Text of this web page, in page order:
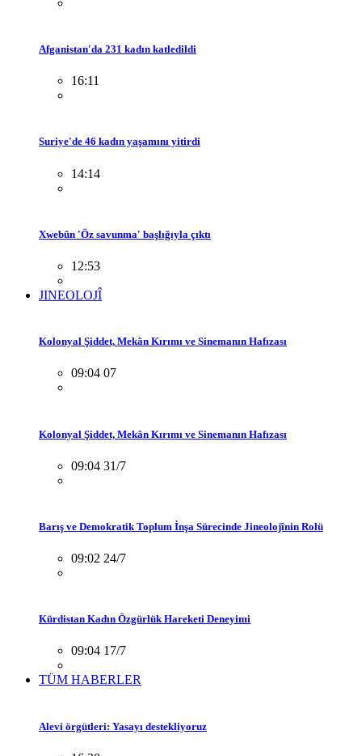
Afganistan'da 231 kadın katledildi
16:11
Suriye'de 46 kadın yaşamını yitirdi
14:14
Xwebûn 'Öz savunma' başlığıyla çıktı
12:53
JINEOLOJÎ
Kolonyal Şiddet, Mekân Kırımı ve Sinemanın Hafızası
09:04 07
Kolonyal Şiddet, Mekân Kırımı ve Sinemanın Hafızası
09:04 31/7
Barış ve Demokratik Toplum İnşa Sürecinde Jineolojînin Rolü
09:02 24/7
Kürdistan Kadın Özgürlük Hareketi Deneyimi
09:04 17/7
TÜM HABERLER
Alevi örgütleri: Yasayı destekliyoruz